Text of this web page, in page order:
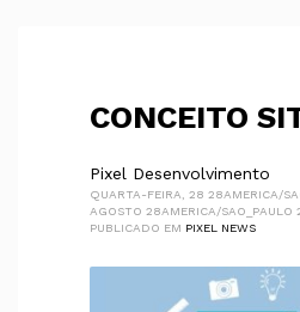
CONCEITO
Pixel Desenvolvimento
QUARTA-FEIRA, 28 28AMERICA/
AGOSTO 28AMERICA/SAO_PAULO
PUBLICADO EM PIXEL NEWS